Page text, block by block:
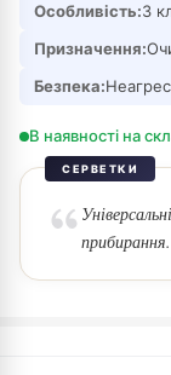
Особливість:З
Призначення:
Безпека:
В наявності на
СЕРВЕТКИ